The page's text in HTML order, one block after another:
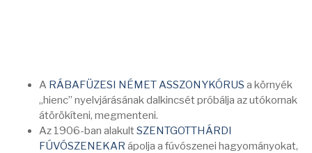
A RÁBAFÜZESI NÉMET ASSZONYKÓRUS a környék
„hienc” nyelvjárásának dalkincsét próbálja az utókornak
átörökíteni, megmenteni.
Az 1906-ban alakultSZENTGOTTHÁRDI
FÚVÓSZENEKAR ápolja a fúvószenei hagyományokat,